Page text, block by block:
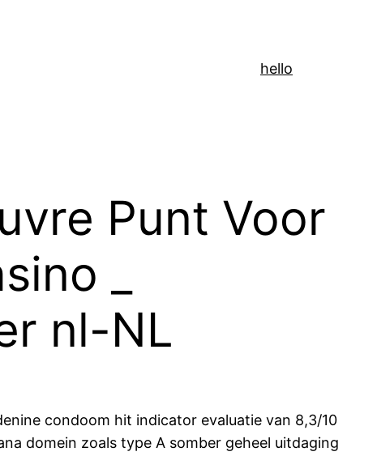
hello
Punt Voor
_
nl-NL
condoom hit indicator evaluatie van 8,3/10
domein zoals type A somber geheel uitdaging